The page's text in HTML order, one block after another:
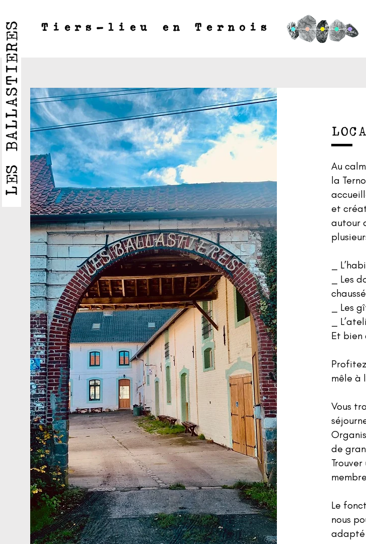
LES BALLASTIERES Tiers-lieu en Ternois
Au
la
et
autour
_
_ Les
_ Les
_
Et bien
mêle à
Vous
de
Le
nous
adapté